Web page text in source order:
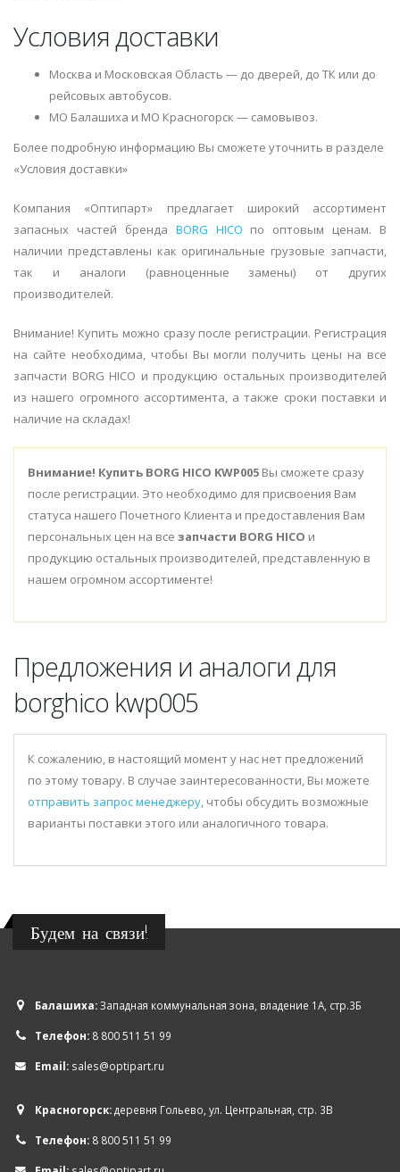
Условия доставки
Москва и Московская Область — до дверей, до ТК или до
рейсовых автобусов.
МО Балашиха и МО Красногорск — самовывоз.
Более подробную информацию Вы сможете уточнить в разделе
«Условия доставки»
Компания «Оптипарт» предлагает широкий ассортимент
запасных частей бренда BORG HICO по оптовым ценам. В
наличии представлены как оригинальные грузовые запчасти,
так и аналоги (равноценные замены) от других
производителей.
Внимание! Купить можно сразу после регистрации. Регистрация
на сайте необходима, чтобы Вы могли получить цены на все
запчасти BORG HICO и продукцию остальных производителей
из нашего огромного ассортимента, а также сроки поставки и
наличие на складах!
Внимание! Купить BORG HICO KWP005 Вы сможете сразу
после регистрации. Это необходимо для присвоения Вам
статуса нашего Почетного Клиента и предоставления Вам
персональных цен на все запчасти BORG HICO и
продукцию остальных производителей, представленную в
нашем огромном ассортименте!
Предложения и аналоги для
borghico kwp005
К сожалению, в настоящий момент у нас нет предложений
по этому товару. В случае заинтересованности, Вы можете
отправить запрос менеджеру, чтобы обсудить возможные
варианты поставки этого или аналогичного товара.
Будем на связи!
Балашиха:Западная коммунальная зона, владение 1А, стр.3Б
Телефон: 8 800 511 51 99
Email: sales@optipart.ru
Красногорск:деревня Гольево, ул. Центральная, стр. 3В
Телефон: 8 800 511 51 99